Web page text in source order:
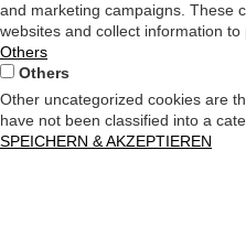
and marketing campaigns. These
websites and collect information to
Others
Others
Other uncategorized cookies are
have not been classified into a
SPEICHERN & AKZEPTIEREN